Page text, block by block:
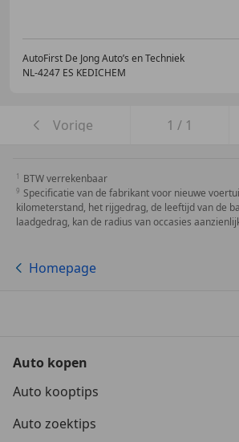
AutoFirst De Jong Auto’s en Techniek
NL-4247 ES KEDICHEM
Vorige 1 / 1
BTW verrekenbaar
Specificatie van de fabrikant voor nieuwe
kilometerstand, het rijgedrag, de leeftijd van de
laadgedrag, kan de radius van occasies
Homepage
Auto kopen
Auto kooptips
Auto zoektips